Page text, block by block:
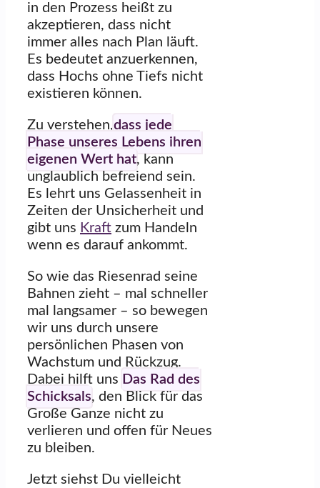
in den Prozess heißt zu
akzeptieren, dass nicht
immer alles nach Plan läuft.
Es bedeutet anzuerkennen,
dass Hochs ohne Tiefs nicht
existieren können.
Zu verstehen,dass jede
Phase unseres Lebens ihren
eigenen Wert hat, kann
unglaublich befreiend sein.
Es lehrt uns Gelassenheit in
Zeiten der Unsicherheit und
gibt uns Kraft zum Handeln
wenn es darauf ankommt.
So wie das Riesenrad seine
Bahnen zieht – mal schneller
mal langsamer – so bewegen
wir uns durch unsere
persönlichen Phasen von
Wachstum und Rückzug.
Dabei hilft uns Das Rad des
Schicksals, den Blick für das
Große Ganze nicht zu
verlieren und offen für Neues
zu bleiben.
Jetzt siehst Du vielleicht